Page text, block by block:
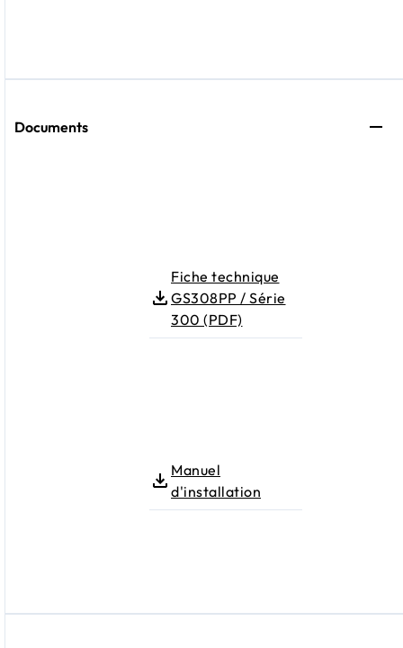
Documents
Fiche technique
GS308PP / Série
300 (PDF)
Manuel
d'installation